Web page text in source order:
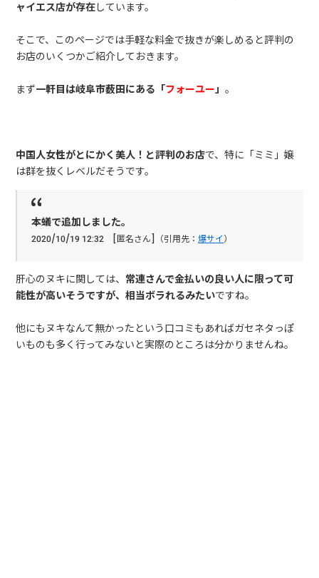
ャイエス店が存在しています。
そこで、このページでは手軽な料金で抜きが楽しめると評判の
お店のいくつかご紹介しておきます。
まず一軒目は岐阜市薮田にある「フォーユー」。
中国人女性がとにかく美人！と評判のお店で、特に「ミミ」嬢
は群を抜くレベルだそうです。
本蟻で追加しました。
2020/10/19 12:32 [匿名さん]（引用先：爆サイ）
肝心のヌキに関しては、 常連さんで金払いの良い人に限って可
能性が高いそうですが、相当ボラれるみたいですね。
他にもヌキなんて無かったという口コミもあればガセネタっぽ
いものも多く行ってみないと実際のところは分かりませんね。